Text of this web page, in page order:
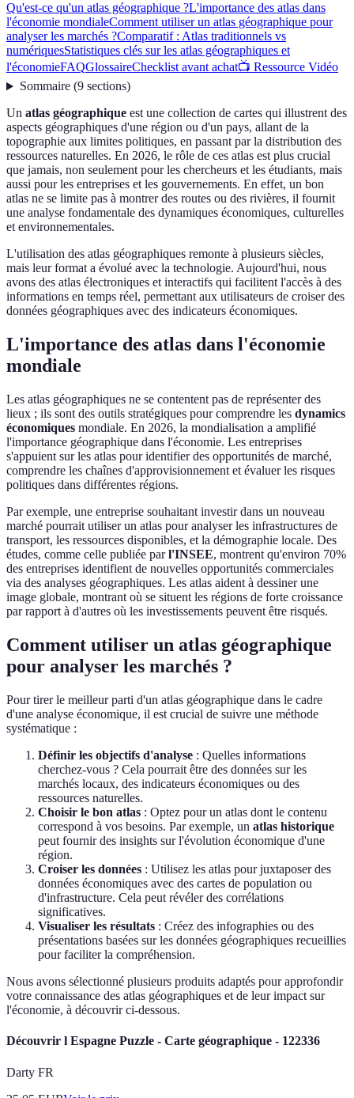
Qu'est-ce qu'un atlas géographique ?L'importance des atlas dans
l'économie mondialeComment utiliser un atlas géographique pour
analyser les marchés ?Comparatif : Atlas traditionnels vs
numériquesStatistiques clés sur les atlas géographiques et
l'économieFAQGlossaireChecklist avant achat📺 Ressource Vidéo
Sommaire(9 sections)
Un atlas géographique est une collection de cartes qui illustrent des
aspects géographiques d'une région ou d'un pays, allant de la
topographie aux limites politiques, en passant par la distribution des
ressources naturelles. En 2026, le rôle de ces atlas est plus crucial
que jamais, non seulement pour les chercheurs et les étudiants, mais
aussi pour les entreprises et les gouvernements. En effet, un bon
atlas ne se limite pas à montrer des routes ou des rivières, il fournit
une analyse fondamentale des dynamiques économiques, culturelles
et environnementales.
L'utilisation des atlas géographiques remonte à plusieurs siècles,
mais leur format a évolué avec la technologie. Aujourd'hui, nous
avons des atlas électroniques et interactifs qui facilitent l'accès à des
informations en temps réel, permettant aux utilisateurs de croiser des
données géographiques avec des indicateurs économiques.
L'importance des atlas dans l'économie
mondiale
Les atlas géographiques ne se contentent pas de représenter des
lieux ; ils sont des outils stratégiques pour comprendre les dynamics
économiques mondiale. En 2026, la mondialisation a amplifié
l'importance géographique dans l'économie. Les entreprises
s'appuient sur les atlas pour identifier des opportunités de marché,
comprendre les chaînes d'approvisionnement et évaluer les risques
politiques dans différentes régions.
Par exemple, une entreprise souhaitant investir dans un nouveau
marché pourrait utiliser un atlas pour analyser les infrastructures de
transport, les ressources disponibles, et la démographie locale. Des
études, comme celle publiée parl'INSEE, montrent qu'environ 70%
des entreprises identifient de nouvelles opportunités commerciales
via des analyses géographiques. Les atlas aident à dessiner une
image globale, montrant où se situent les régions de forte croissance
par rapport à d'autres où les investissements peuvent être risqués.
Comment utiliser un atlas géographique
pour analyser les marchés ?
Pour tirer le meilleur parti d'un atlas géographique dans le cadre
d'une analyse économique, il est crucial de suivre une méthode
systématique :
Définir les objectifs d'analyse : Quelles informations
cherchez-vous ? Cela pourrait être des données sur les
marchés locaux, des indicateurs économiques ou des
ressources naturelles.
Choisir le bon atlas : Optez pour un atlas dont le contenu
correspond à vos besoins. Par exemple, un atlas historique
peut fournir des insights sur l'évolution économique d'une
région.
Croiser les données : Utilisez les atlas pour juxtaposer des
données économiques avec des cartes de population ou
d'infrastructure. Cela peut révéler des corrélations
significatives.
Visualiser les résultats : Créez des infographies ou des
présentations basées sur les données géographiques recueillies
pour faciliter la compréhension.
Nous avons sélectionné plusieurs produits adaptés pour approfondir
votre connaissance des atlas géographiques et de leur impact sur
l'économie, à découvrir ci-dessous.
Découvrir l Espagne Puzzle - Carte géographique - 122336
Darty FR